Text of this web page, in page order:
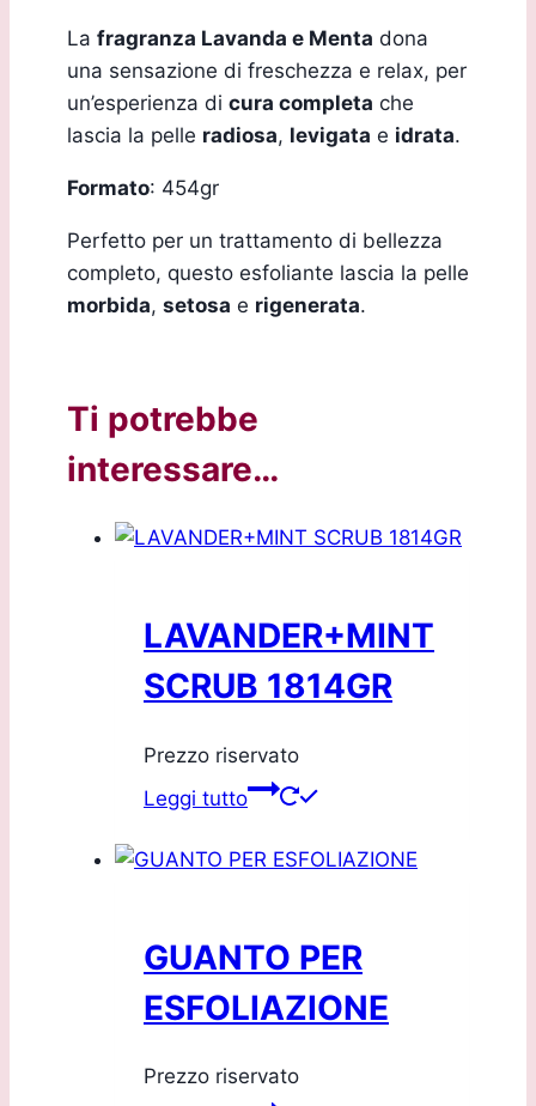
La fragranza Lavanda e Menta dona
una sensazione di freschezza e relax, per
un’esperienza di cura completa che
lascia la pelle radiosa, levigata e idrata.
Formato: 454gr
Perfetto per un trattamento di bellezza
completo, questo esfoliante lascia la pelle
morbida, setosa e rigenerata.
Ti potrebbe
interessare…
LAVANDER+MINT
SCRUB 1814GR
Prezzo riservato
Leggi tutto
GUANTO PER
ESFOLIAZIONE
Prezzo riservato